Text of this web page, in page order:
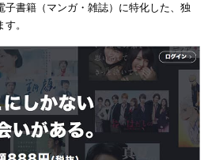
子書籍（マンガ・雑誌）に特化した、独
。